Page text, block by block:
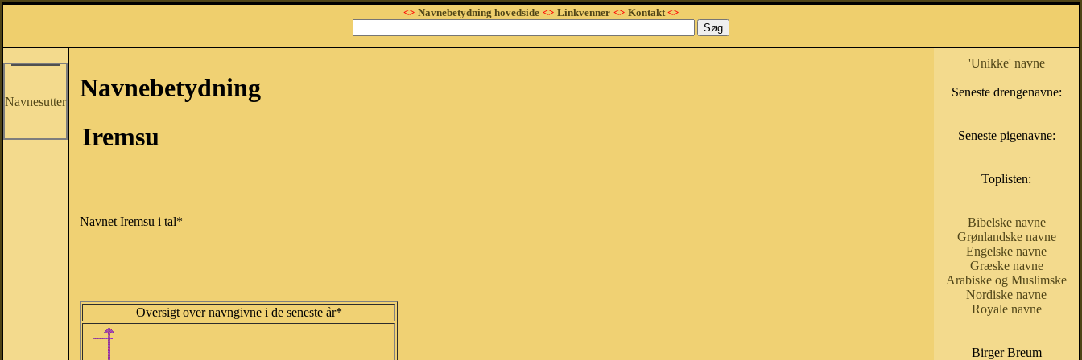
<> Navnebetydning hovedside <> Linkvenner <> Kontakt<>
Navnesutter
Navnebetydning
Iremsu
Navnet Iremsu i tal*
Oversigt over navngivne i de seneste år*
'Unikke' navne
Seneste drengenavne:
Seneste pigenavne:
Toplisten:
Bibelske navne
Grønlandske navne
Engelske navne
Græske navne
Arabiske og Muslimske
Nordiske navne
Royale navne
Birger Breum